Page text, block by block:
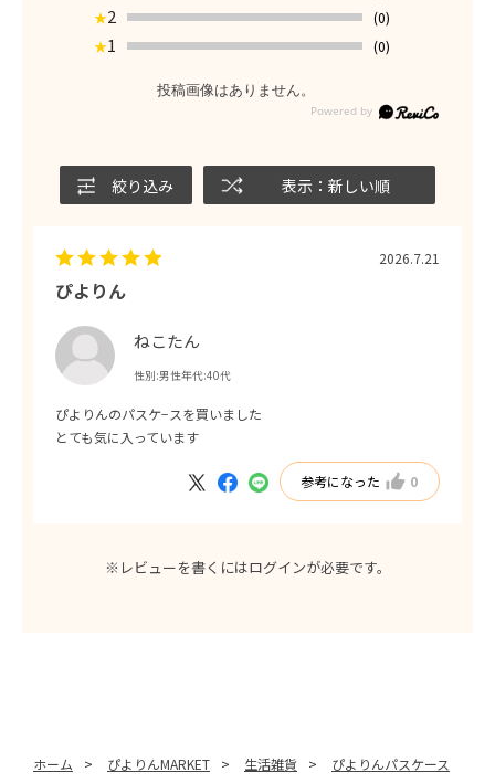
★2
(0)
★1 (0)
投稿画像はありません。
絞り込み 表示：新しい順
ぴよりん
ねこたん
性別:男性年代:40代
2026.7.21
ぴよりんのパスケ−スを買いました
とても気に入っています
参考になった 0
※レビューを書くにはログインが必要です。
ホーム > ぴよりんMARKET > 生活雑貨 > ぴよりんパスケース